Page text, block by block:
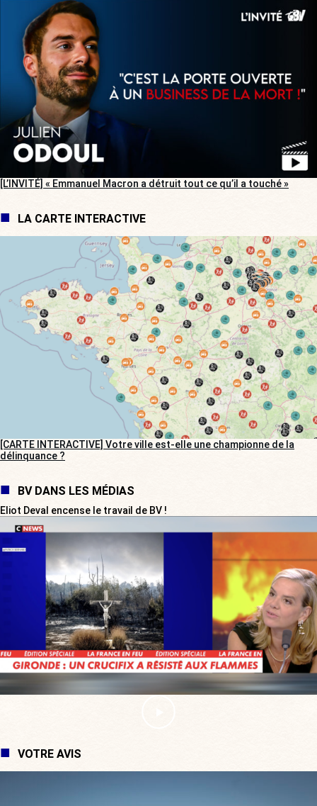
[L’INVITÉ] « Emmanuel Macron a détruit tout ce qu’il a touché »
LA CARTE INTERACTIVE
[CARTE INTERACTIVE] Votre ville est-elle une championne de la
délinquance ?
BV DANS LES MÉDIAS
Eliot Deval encense le travail de BV !
VOTRE AVIS